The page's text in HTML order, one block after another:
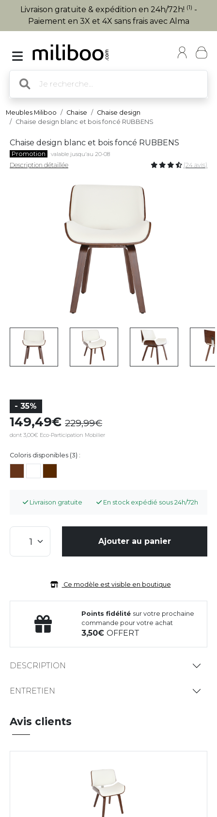
Livraison gratuite & expédition en 24h/72h! (1) -
Paiement en 3X et 4X sans frais avec Alma
Meubles Miliboo Chaise
Chaise design
Chaise design blanc et bois foncé RUBBENS
Chaise design blanc et bois foncé RUBBENS
Promotion valable jusqu'au 20-08
Description détaillée (24 avis)
- 35%
149,49 229,99
dont 3,00€ Eco-Participation Mobilier
Coloris disponibles (3) :
Livraison gratuite En stock expédié sous 24h/72h
Ajouter au panier
Ce modèle est visible en boutique
Points fidélité sur votre prochaine
commande pour votre achat
3,50OFFERT
DESCRIPTION
ENTRETIEN
Avis clients